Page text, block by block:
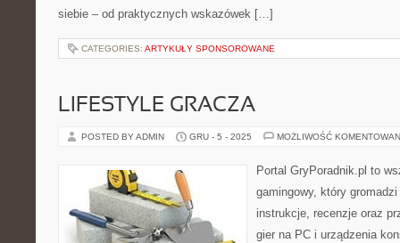
siebie – od praktycznych wskazówek […]
CATEGORIES: ARTYKUŁY SPONSOROWANE
LIFESTYLE GRACZA
POSTED BY ADMIN GRU - 5 - 2025 MOŻLIWOŚĆ
Portal GryPoradnik.pl to
gamingowy, który
instrukcje, recenzje oraz
gier na PC i urządzenia